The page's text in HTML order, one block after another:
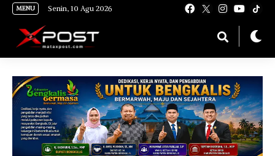
[gnpub_google_news_follow]
MENU Senin, 10 Agu 2026